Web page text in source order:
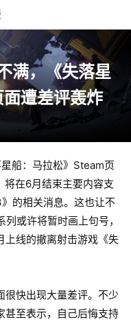
满，《失落星
遭差评轰炸
船：马拉松》Steam页
在6月结束主要内容支
的相关消息。这也让不
或许将暂时画上句号，
线的撤离射击游戏《失
很快出现大量差评。不少
甚至表示，自己后悔支持